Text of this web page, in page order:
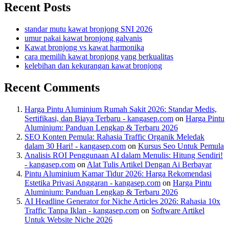
Recent Posts
standar mutu kawat bronjong SNI 2026
umur pakai kawat bronjong galvanis
Kawat bronjong vs kawat harmonika
cara memilih kawat bronjong yang berkualitas
kelebihan dan kekurangan kawat bronjong
Recent Comments
Harga Pintu Aluminium Rumah Sakit 2026: Standar Medis,
Sertifikasi, dan Biaya Terbaru - kangasep.com on Harga Pintu
Aluminium: Panduan Lengkap & Terbaru 2026
SEO Konten Pemula: Rahasia Traffic Organik Meledak
dalam 30 Hari! - kangasep.com on Kursus Seo Untuk Pemula
Analisis ROI Penggunaan AI dalam Menulis: Hitung Sendiri!
- kangasep.com on Alat Tulis Artikel Dengan Ai Berbayar
Pintu Aluminium Kamar Tidur 2026: Harga Rekomendasi
Estetika Privasi Anggaran - kangasep.com on Harga Pintu
Aluminium: Panduan Lengkap & Terbaru 2026
AI Headline Generator for Niche Articles 2026: Rahasia 10x
Traffic Tanpa Iklan - kangasep.com on Software Artikel
Untuk Website Niche 2026